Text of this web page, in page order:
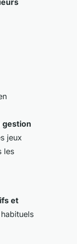
gestion
jeux
les
et